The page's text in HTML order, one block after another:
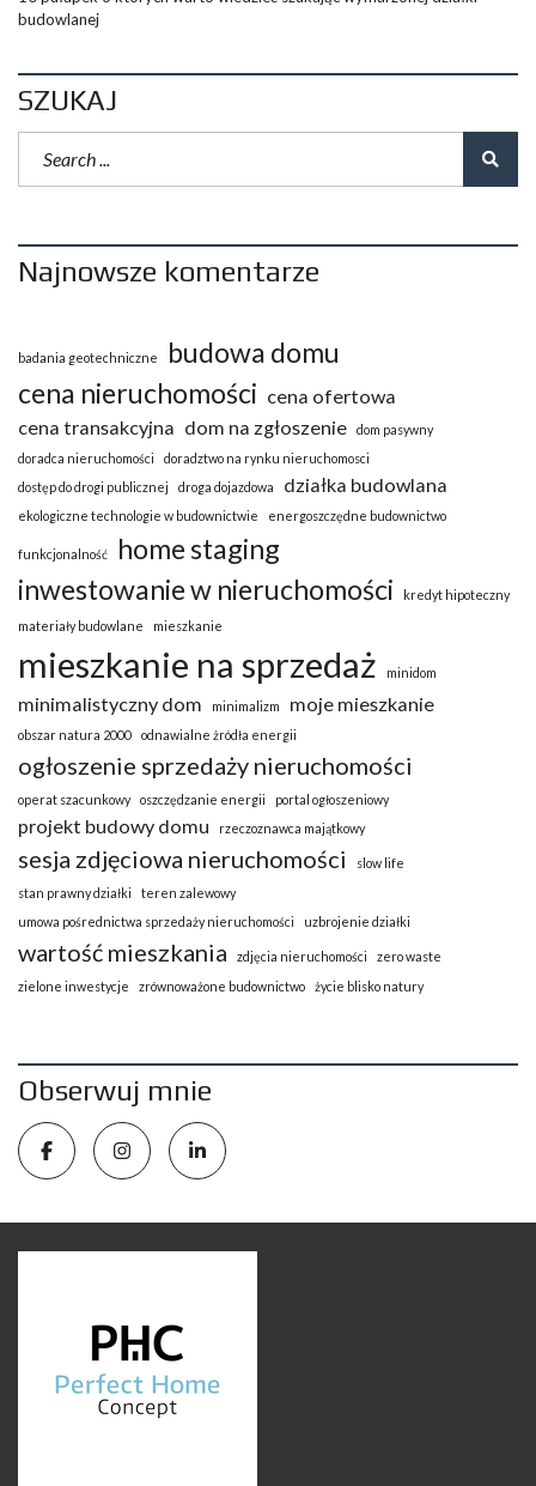
budowlanej
SZUKAJ
Najnowsze komentarze
badania geotechniczne
budowa domu
cena nieruchomości cena ofertowa
cena transakcyjna dom na zgłoszenie
dom pasywny
doradca nieruchomości
doradztwo na rynku nieruchomosci
dostęp do drogi publicznej
droga dojazdowa działka budowlana
ekologiczne technologie w budownictwie energoszczędne budownictwo
funkcjonalność
home staging
inwestowanie w nieruchomości
kredyt hipoteczny
materiały budowlane
mieszkanie
mieszkanie na sprzedaż minidom
minimalistyczny dom minimalizm moje mieszkanie
obszar natura 2000 odnawialne żródła energii
ogłoszenie sprzedaży nieruchomości
operat szacunkowy oszczędzanie energii portal ogłoszeniowy
projekt budowy domu rzeczoznawca majątkowy
sesja zdjęciowa nieruchomości
slow life
stan prawny działki
teren zalewowy
umowa pośrednictwa sprzedaży nieruchomości
uzbrojenie działki
wartość mieszkania zdjęcia nieruchomości
zero waste
zielone inwestycje
zrównoważone budownictwo życie blisko natury
Obserwuj mnie